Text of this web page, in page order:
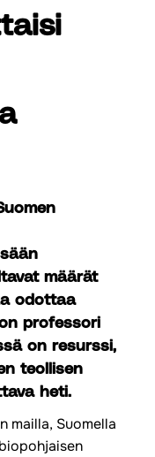
määrät
odottaa
professori
on resurssi,
teollisen
heti.
mailla, Suomella